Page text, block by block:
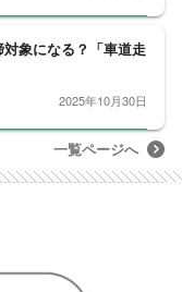
象になる？「車道走
2025年10月30日
一覧ページへ